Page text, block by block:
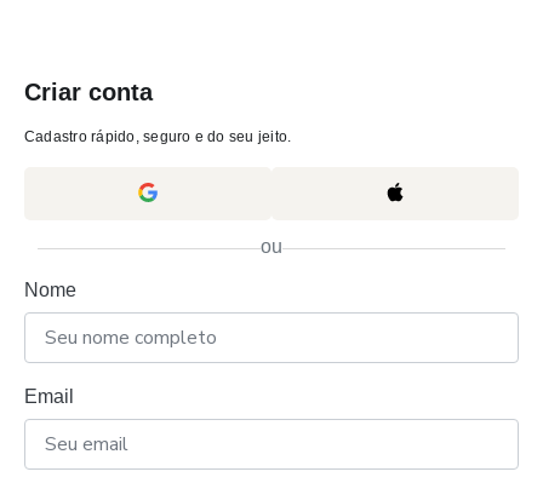
Criar conta
Cadastro rápido, seguro e do seu jeito.
ou
Nome
Email